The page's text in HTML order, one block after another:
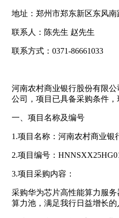
地址：郑州市郑东新区东风
联系人：陈先生 赵先生
联系方式：0371-86661033
河南农村商业银行股份有限
公司，项目已具备采购条件
一、项目名称及编号
1.项目名称：河南农村商业银
2.项目编号：
3.项目采购内容：
采购华为芯片高性能算力服
算力池，满足我行日益增长